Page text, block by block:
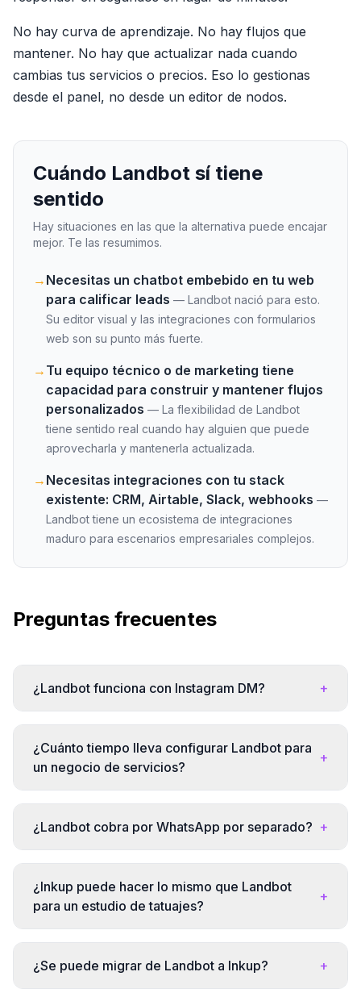
No hay curva de aprendizaje. No hay flujos que
mantener. No hay que actualizar nada cuando
cambias tus servicios o precios. Eso lo gestionas
desde el panel, no desde un editor de nodos.
Cuándo Landbot sí tiene
sentido
Hay situaciones en las que la alternativa puede encajar
mejor. Te las resumimos.
→ Necesitas un chatbot embebido en tu web
para calificar leads — Landbot nació para esto.
Su editor visual y las integraciones con formularios
web son su punto más fuerte.
→ Tu equipo técnico o de marketing tiene
capacidad para construir y mantener flujos
personalizados — La flexibilidad de Landbot
tiene sentido real cuando hay alguien que puede
aprovecharla y mantenerla actualizada.
→ Necesitas integraciones con tu stack
existente: CRM, Airtable, Slack, webhooks —
Landbot tiene un ecosistema de integraciones
maduro para escenarios empresariales complejos.
Preguntas frecuentes
¿Landbot funciona con Instagram DM? +
¿Cuánto tiempo lleva configurar Landbot para
un negocio de servicios?
+
¿Landbot cobra por WhatsApp por separado? +
¿Inkup puede hacer lo mismo que Landbot
para un estudio de tatuajes?
+
¿Se puede migrar de Landbot a Inkup? +